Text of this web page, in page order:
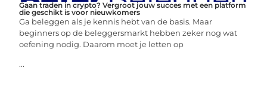
Gaan traden in crypto? Vergroot jouw succes met een platform
die geschikt is voor nieuwkomers
Ga beleggen als je kennis hebt van de basis. Maar
beginners op de beleggersmarkt hebben zeker nog wat
oefening nodig. Daarom moet je letten op
...